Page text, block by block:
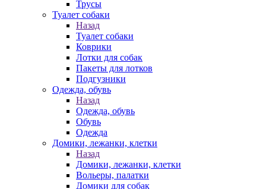
Трусы
Туалет собаки
Назад
Туалет собаки
Коврики
Лотки для собак
Пакеты для лотков
Подгузники
Одежда, обувь
Назад
Одежда, обувь
Обувь
Одежда
Домики, лежанки, клетки
Назад
Домики, лежанки, клетки
Вольеры, палатки
Домики для собак